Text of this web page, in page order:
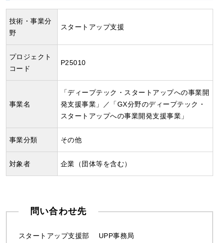
技術・事業分
野
スタートアップ支援
プロジェクト
コード
P25010
事業名
「ディープテック・スタートアップへの事業開
発支援事業」／「GX分野のディープテック・
スタートアップへの事業開発支援事業」
事業分類 その他
対象者 企業（団体等を含む）
問い合わせ先
スタートアップ支援部 UPP事務局